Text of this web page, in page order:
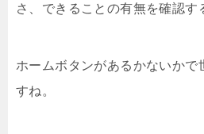
さ、できることの有無を確認す
ホームボタンがあるかないかで
すね。